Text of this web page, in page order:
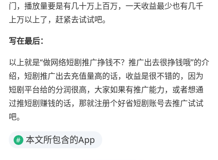
门，播放量要是有几十万上百万，一天收益最少也有几千
上万以上了，赶紧去试试吧。
写在最后：
以上就是“做网络短剧推广挣钱不？推广出去很挣钱哦”的介
绍，短剧推广出去充值量高的话，收益是很不错的，因为
短剧平台给的分润很高，大家如果有推广能力，或者想通
过推短剧赚钱的话，那就注册个好省短剧账号去推广试试
吧。
# 本文所包含的App